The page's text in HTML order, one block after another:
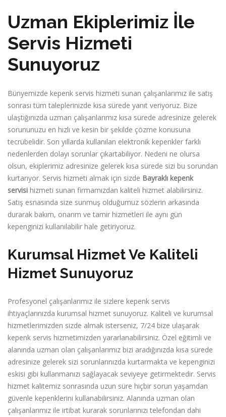
Uzman Ekiplerimiz İle
Servis Hizmeti
Sunuyoruz
Bünyemizde kepenk servis hizmeti sunan çalışanlarımız ile satış
sonrası tüm taleplerinizde kısa sürede yanıt veriyoruz. Bize
ulaştığınızda uzman çalışanlarımız kısa sürede adresinize gelerek
sorununuzu en hızlı ve kesin bir şekilde çözme konusuna
tecrübelidir. Son yıllarda kullanılan elektronik kepenkler farklı
nedenlerden dolayı sorunlar çıkartabiliyor. Nedeni ne olursa
olsun, ekiplerimiz adresinize gelerek kısa sürede sizi bu sorundan
kurtarıyor. Servis hizmeti almak için sizde Bayraklı kepenk
servisi hizmeti sunan firmamızdan kaliteli hizmet alabilirsiniz.
Satış esnasında size sunmuş olduğumuz sözlerin arkasında
durarak bakım, onarım ve tamir hizmetleri ile aynı gün
kepenginizi kullanılabilir hale getiriyoruz.
Kurumsal Hizmet Ve Kaliteli
Hizmet Sunuyoruz
Profesyonel çalışanlarımız ile sizlere kepenk servis
ihtiyaçlarınızda kurumsal hizmet sunuyoruz. Kaliteli ve kurumsal
hizmetlerimizden sizde almak isterseniz, 7/24 bize ulaşarak
kepenk servis hizmetimizden yararlanabilirsiniz. Özel eğitimli ve
alanında uzman olan çalışanlarımız bizi aradığınızda kısa sürede
adresinize gelerek sizi sorunlarınızda kurtarmakta ve kepenginizi
eskisi gibi kullanmanızı sağlayacak seviyeye getirmektedir. Servis
hizmet kalitemiz sonrasında uzun süre hiçbir sorun yaşamdan
güvenle kepenklerini kullanabilirsiniz. Alanında uzman olan
çalışanlarımız ile irtibat kurarak sorunlarınızı telefondan dahi